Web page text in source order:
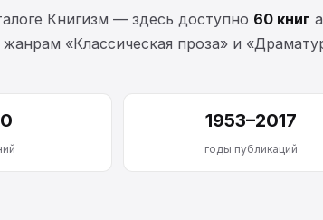
Книгизм — здесь доступно 60 книг
«Классическая проза» и
1953–2017
годы публикаций